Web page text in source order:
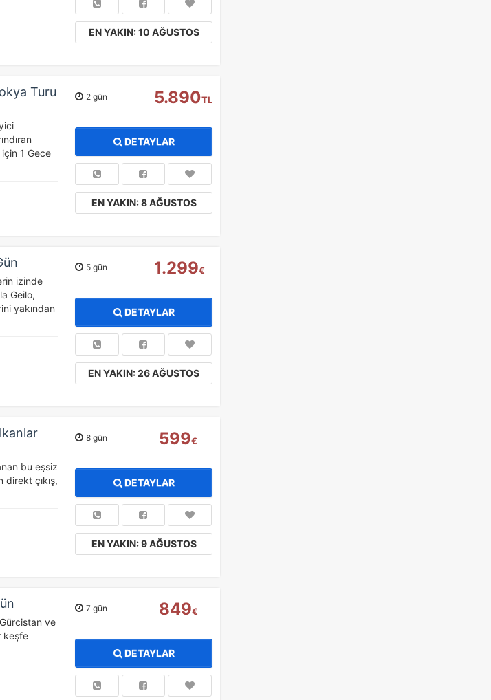
EN YAKIN: 10 AĞUSTOS
Turu
1 Gece
2 gün 5.890TL
DETAYLAR
EN YAKIN: 8 AĞUSTOS
izinde
Geilo,
yakından
5 gün 1.299€
DETAYLAR
EN YAKIN: 26 AĞUSTOS
bu eşsiz
çıkış,
8 gün 599€
DETAYLAR
EN YAKIN: 9 AĞUSTOS
ve
keşfe
7 gün 849€
DETAYLAR